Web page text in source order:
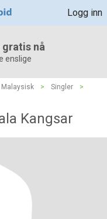
Logg inn
nå
enslige
Malaysisk > Singler
>
Kangsar